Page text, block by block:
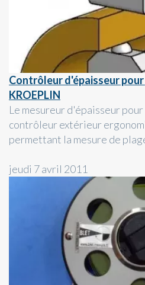
Contrôleur d'épaisseur
KROEPLIN
Le mesureur d'épaisseur
contrôleur extérieur
permettant la mesure de
jeudi 7 avril 2011